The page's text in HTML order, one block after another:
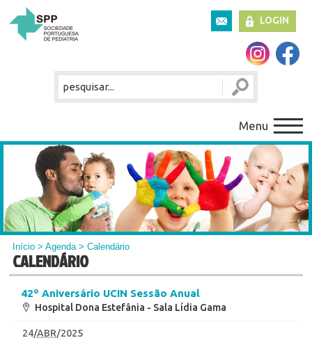
LOGIN
Menu
Início >Agenda> Calendário
CALENDÁRIO
42º Aniversário UCIN Sessão Anual
Hospital Dona Estefânia - Sala Lídia Gama
24/ABR/2025